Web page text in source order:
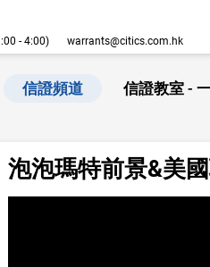
- 4:00)
warrants@citics.com.hk
信證頻道 信證教室 -
泡泡瑪特前景&美